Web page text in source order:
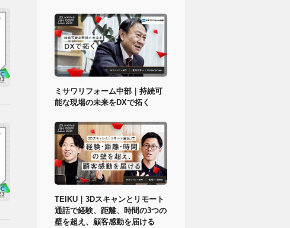
ミサワリフォーム中部｜持続可
能な現場の未来をDXで拓く
TEIKU｜3Dスキャンとリモート
通話で経験、距離、時間の3つの
壁を超え、顧客感動を届ける